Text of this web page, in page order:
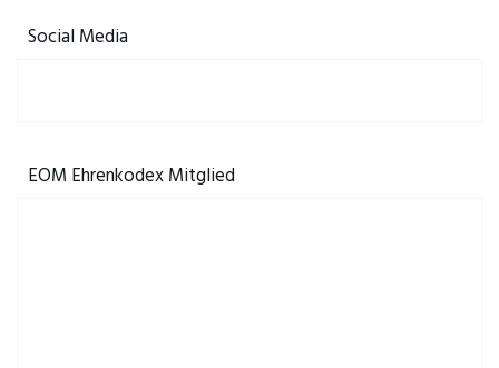
Social Media
EOM Ehrenkodex Mitglied